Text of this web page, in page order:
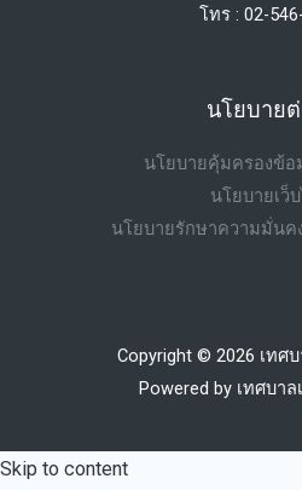
โทร : 02-
นโยบายต่
นโยบายคุ้มครองข้
นโยบายเว็
นโยบายรักษาความมั่นค
Copyright © 2026 เทศ
Powered by เทศบา
Skip to content